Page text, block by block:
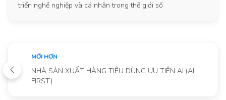
triển nghề nghiệp và cá nhân trong thế giới số
MỚI HƠN
NHÀ SẢN XUẤT HÀNG TIÊU DÙNG ƯU TIÊN AI (AI
FIRST)